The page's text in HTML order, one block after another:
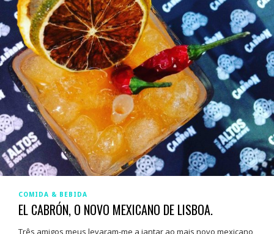
COMIDA & BEBIDA
EL CABRÓN, O NOVO MEXICANO DE LISBOA.
Três amigos meus levaram-me a jantar ao mais novo mexicano